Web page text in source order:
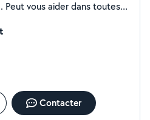
Peut vous aider dans toutes
Contacter